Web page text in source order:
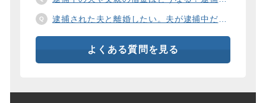
逮捕された夫と離婚したい。夫が逮捕中だと慰謝料は増えるの？
よくある質問を見る